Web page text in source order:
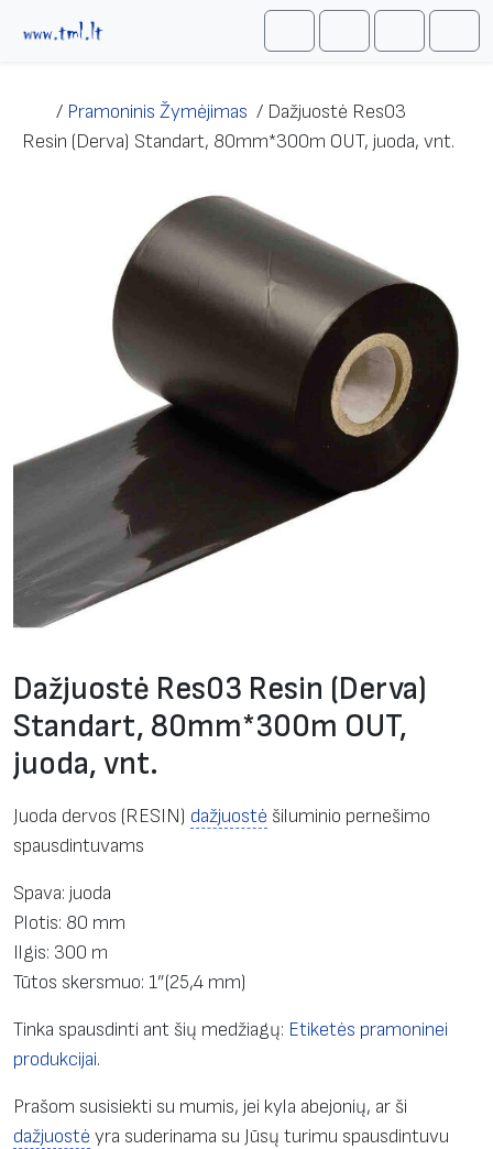
SearchAccountCart
/ Pramoninis Žymėjimas / Dažjuostė Res03
Resin (Derva) Standart, 80mm*300m OUT, juoda, vnt.
Dažjuostė Res03 Resin (Derva)
Standart, 80mm*300m OUT,
juoda, vnt.
Juoda dervos (RESIN) dažjuostė šiluminio pernešimo
spausdintuvams
Spava: juoda
Plotis: 80 mm
Ilgis: 300 m
Tūtos skersmuo: 1”(25,4 mm)
Tinka spausdinti ant šių medžiagų: Etiketės pramoninei
produkcijai.
Prašom susisiekti su mumis, jei kyla abejonių, ar ši
dažjuostė yra suderinama su Jūsų turimu spausdintuvu